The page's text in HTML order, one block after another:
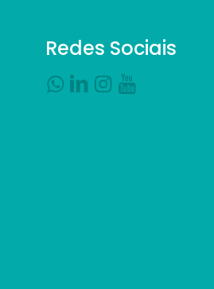
Redes Sociais